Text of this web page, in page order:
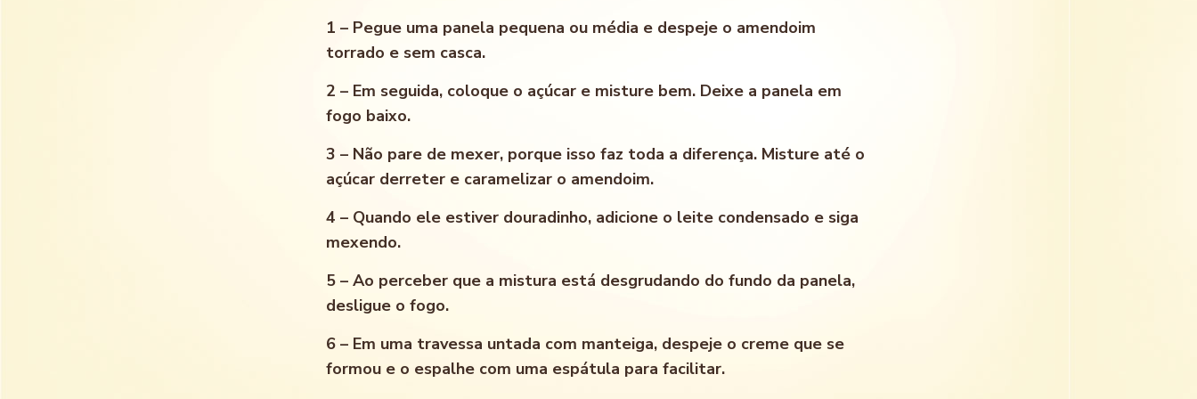
1 – Pegue uma panela pequena ou média e despeje o amendoim
torrado e sem casca.
2 – Em seguida, coloque o açúcar e misture bem. Deixe a panela em
fogo baixo.
3 – Não pare de mexer, porque isso faz toda a diferença. Misture até o
açúcar derreter e caramelizar o amendoim.
4 – Quando ele estiver douradinho, adicione o leite condensado e siga
mexendo.
5 – Ao perceber que a mistura está desgrudando do fundo da panela,
desligue o fogo.
6 – Em uma travessa untada com manteiga, despeje o creme que se
formou e o espalhe com uma espátula para facilitar.